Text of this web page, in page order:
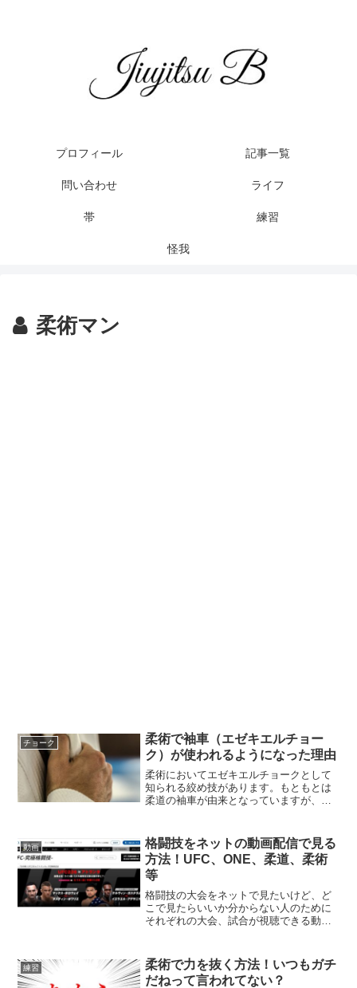
プロフィール 記事一覧
問い合わせ ライフ
帯 練習
怪我
柔術マン
チョーク
柔術で袖車（エゼキエルチョー
ク）が使われるようになった理由
柔術においてエゼキエルチョークとして
知られる絞め技があります。もともとは
柔道の袖車が由来となっていますが、柔
回は柔術における袖車の歴史について紹
介します。柔術のエゼキエ...
動画
格闘技をネットの動画配信で見る
方法！UFC、ONE、柔道、柔術
等
格闘技の大会をネットで見たいけど、ど
こで見たらいいか分からない人のために
それぞれの大会、試合が視聴できる動画
合格闘技団体といえばUFC。その試合の
模様をライブ配信し...
練習
柔術で力を抜く方法！いつもガチ
だねって言われてない？